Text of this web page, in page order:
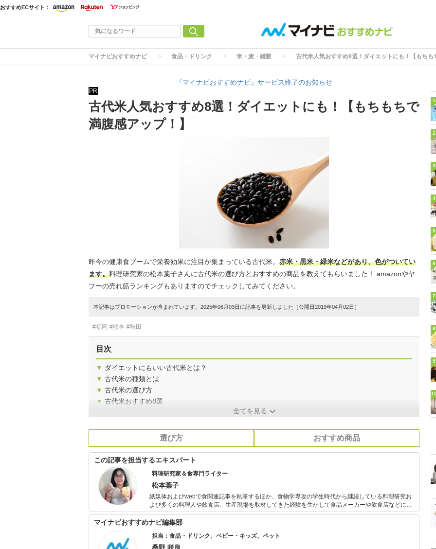
おすすめECサイト：
マイナビおすすめナビ 食品・ドリンク 米・麦・雑穀 古代米人気おすすめ8選！ダイエットにも！【もちも
『マイナビおすすめナビ』サービス終了のお知らせ
PR
古代米人気おすすめ8選！ダイエットにも！【もちもちで
満腹感アップ！】
昨今の健康食ブームで栄養効果に注目が集まっている古代米。 赤米・黒米・緑米などがあり、色がついてい
ます。料理研究家の松本葉子さんに古代米の選び方とおすすめの商品を教えてもらいました！ amazonやヤ
フーの売れ筋ランキングもありますのでチェックしてみてください。
本記事はプロモーションが含まれています。2025年06月03日に記事を更新しました（公開日2019年04月02日）
#福岡 #熊本 #秋田
目次
▼ ダイエットにもいい古代米とは？
▼ 古代米の種類とは
▼ 古代米の選び方
▼ 古代米おすすめ8選
全てを見る
選び方 おすすめ商品
この記事を担当するエキスパート
料理研究家＆食専門ライター
松本葉子
紙媒体およびwebで食関連記事を執筆するほか、食物学専攻の学生時代から継続している料理研究お
よび多くの料理人や飲食店、生産現場を取材してきた経験を生かして食品メーカーや飲食店などにレ
シピ提供・メニューアドバイスを行っている。
マイナビおすすめナビ編集部
担当：食品・ドリンク、ベビー・キッズ、ペット
1
2
3
4
5
6
7
8
9